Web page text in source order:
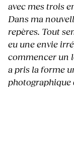
avec mes trois
Dans ma
repères. Tout
eu une envie
commencer un
a pris la forme
photographique